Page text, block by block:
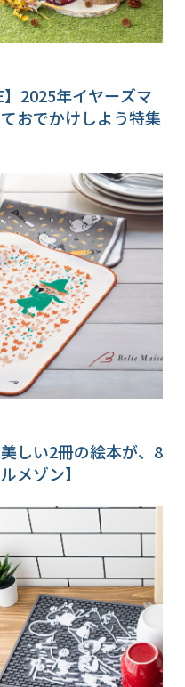
】2025年イヤーズマ
おでかけしよう特集
しい2冊の絵本が、8
メゾン】